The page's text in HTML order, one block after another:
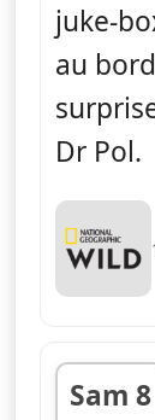
juke-
au
Dr Pol.
Sam 8